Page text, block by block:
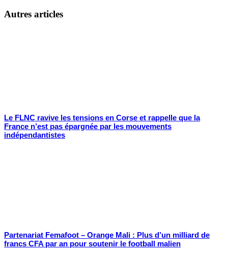
Autres articles
Le FLNC ravive les tensions en Corse et rappelle que la
France n’est pas épargnée par les mouvements
indépendantistes
Partenariat Femafoot – Orange Mali : Plus d’un milliard de
francs CFA par an pour soutenir le football malien